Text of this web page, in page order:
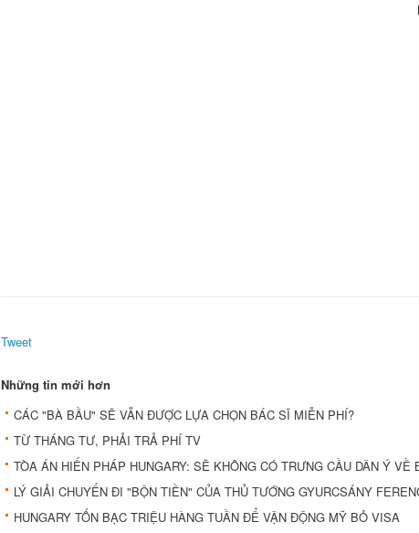
Tweet
Những tin mới hơn
CÁC "BÀ BẦU" SẼ VẪN ĐƯỢC LỰA CHỌN BÁC SĨ MIỄN PHÍ?
TỪ THÁNG TƯ, PHẢI TRẢ PHÍ TV
TÒA ÁN HIẾN PHÁP HUNGARY: SẼ KHÔNG CÓ TRƯNG CẦU DÂN Ý VỀ
LÝ GIẢI CHUYẾN ĐI "BỘN TIỀN" CỦA THỦ TƯỚNG GYURCSÁNY
HUNGARY TỐN BẠC TRIỆU HÀNG TUẦN ĐỂ VẬN ĐỘNG MỸ BỎ VISA